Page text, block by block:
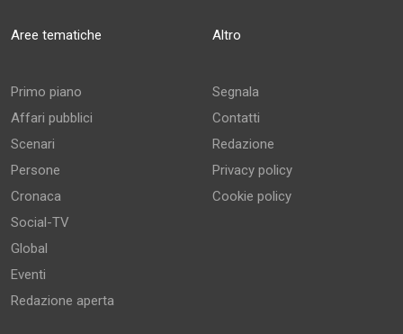
Aree tematiche
Primo piano
Affari pubblici
Scenari
Persone
Cronaca
Social-TV
Global
Eventi
Redazione aperta
Altro
Segnala
Contatti
Redazione
Privacy policy
Cookie policy